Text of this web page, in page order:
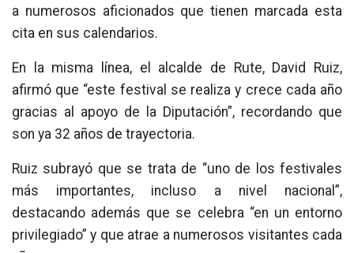
a numerosos aficionados que tienen marcada esta
cita en sus calendarios.
En la misma línea, el alcalde de Rute, David Ruiz,
afirmó que “este festival se realiza y crece cada año
gracias al apoyo de la Diputación”, recordando que
son ya 32 años de trayectoria.
Ruiz subrayó que se trata de “uno de los festivales
más importantes, incluso a nivel nacional”,
destacando además que se celebra “en un entorno
privilegiado” y que atrae a numerosos visitantes cada